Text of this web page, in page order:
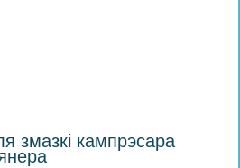
змазкі кампрэсара